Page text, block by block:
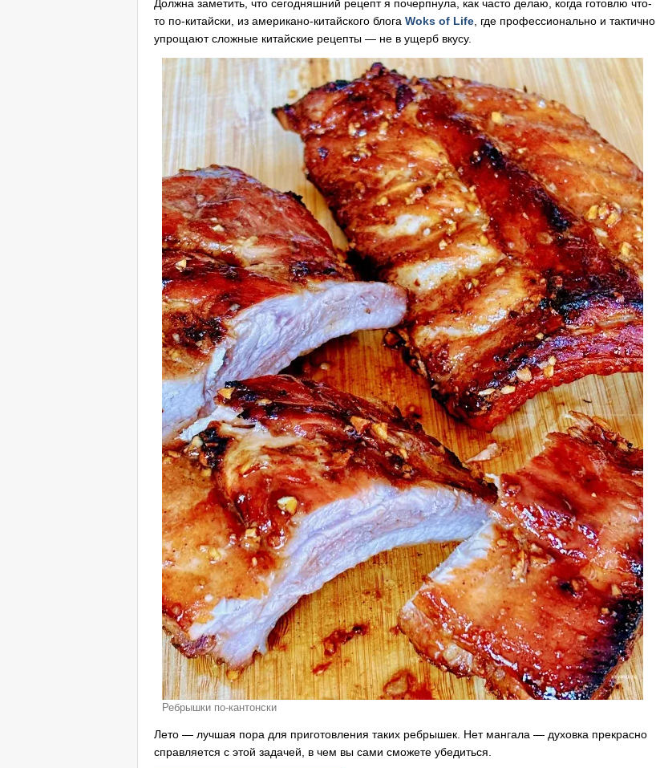
Должна заметить, что сегодняшний рецепт я почерпнула, как часто делаю, когда готовлю что-
то по-китайски, из американо-китайского блога Woks of Life, где профессионально и тактично
упрощают сложные китайские рецепты — не в ущерб вкусу.
Ребрышки по-кантонски
Лето — лучшая пора для приготовления таких ребрышек. Нет мангала — духовка прекрасно
справляется с этой задачей, в чем вы сами сможете убедиться.